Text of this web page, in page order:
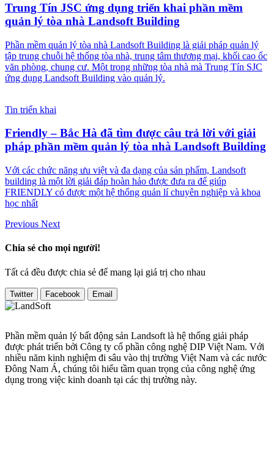
Trung Tín JSC ứng dụng triển khai phần mềm
quản lý tòa nhà Landsoft Building
Phần mềm quản lý tòa nhà Landsoft Building là giải pháp quản lý
tập trung chuỗi hệ thống tòa nhà, trung tâm thương mại, khối cao ốc
văn phòng, chung cư. Một trong những tòa nhà mà Trung Tín SJC
ứng dụng Landsoft Building vào quản lý.
Tin triển khai
Friendly – Bắc Hà đã tìm được câu trả lời với giải
pháp phần mềm quản lý tòa nhà Landsoft Building
Với các chức năng ưu việt và đa dạng của sản phẩm, Landsoft
building là một lời giải đáp hoàn hảo được đưa ra để giúp
FRIENDLY có được một hệ thống quản lí chuyên nghiệp và khoa
học nhất
Previous Next
Chia sẻ cho mọi người!
Tất cả đều được chia sẻ để mang lại giá trị cho nhau
Twitter Facebook Email
Phần mềm quản lý bất động sản Landsoft là hệ thống giải pháp
được phát triển bởi Công ty cổ phần công nghệ DIP Việt Nam. Với
nhiều năm kinh nghiệm đi sâu vào thị trường Việt Nam và các nước
Đông Nam Á, chúng tôi hiểu tầm quan trọng của công nghệ ứng
dụng trong việc kinh doanh tại các thị trường này.